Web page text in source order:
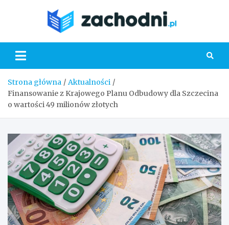
Strona główna
Aktualności
Finansowanie z Krajowego Planu Odbudowy dla Szczecina
o wartości 49 milionów złotych